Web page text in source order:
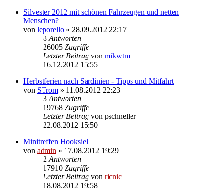
Silvester 2012 mit schönen Fahrzeugen und netten
Menschen?
von leporello » 28.09.2012 22:17
8 Antworten
26005 Zugriffe
Letzter Beitrag von mikwtm
16.12.2012 15:55
Herbstferien nach Sardinien - Tipps und Mitfahrt
von STrom » 11.08.2012 22:23
3 Antworten
19768 Zugriffe
Letzter Beitrag von pschneller
22.08.2012 15:50
Minitreffen Hooksiel
von admin » 17.08.2012 19:29
2 Antworten
17910 Zugriffe
Letzter Beitrag von ricnic
18.08.2012 19:58